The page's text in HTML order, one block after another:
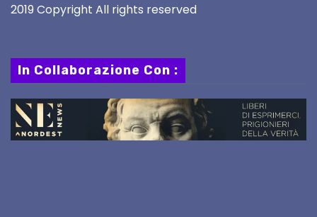
2019 Copyright All rights reserved
In Collaborazione Con :